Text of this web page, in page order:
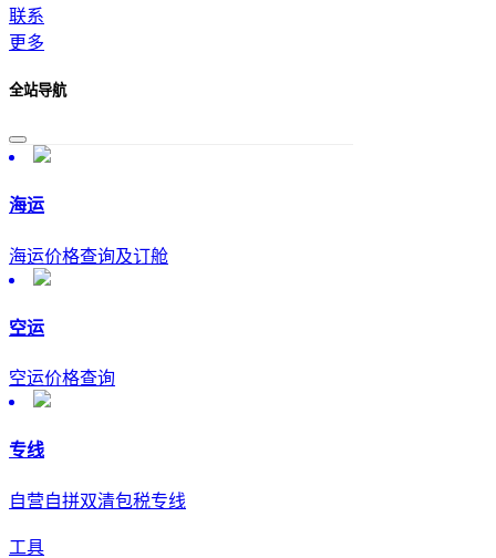
联系
更多
全站导航
海运
海运价格查询及订舱
空运
空运价格查询
专线
自营自拼双清包税专线
工具